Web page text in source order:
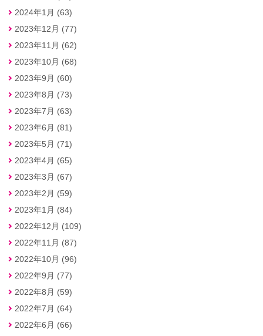
2024年1月 (63)
2023年12月 (77)
2023年11月 (62)
2023年10月 (68)
2023年9月 (60)
2023年8月 (73)
2023年7月 (63)
2023年6月 (81)
2023年5月 (71)
2023年4月 (65)
2023年3月 (67)
2023年2月 (59)
2023年1月 (84)
2022年12月 (109)
2022年11月 (87)
2022年10月 (96)
2022年9月 (77)
2022年8月 (59)
2022年7月 (64)
2022年6月 (66)